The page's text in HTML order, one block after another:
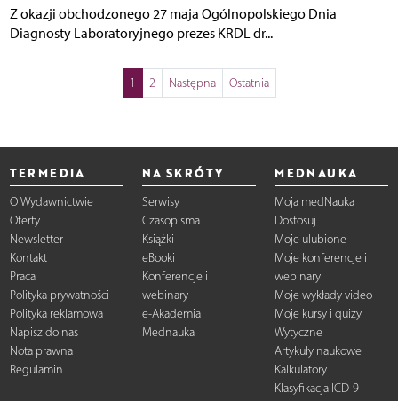
Z okazji obchodzonego 27 maja Ogólnopolskiego Dnia
Diagnosty Laboratoryjnego prezes KRDL dr...
1 2 Następna Ostatnia
TERMEDIA
O Wydawnictwie
Oferty
Newsletter
Kontakt
Praca
Polityka prywatności
Polityka reklamowa
Napisz do nas
Nota prawna
Regulamin
NA SKRÓTY
Serwisy
Czasopisma
Książki
eBooki
Konferencje i
webinary
e-Akademia
Mednauka
MEDNAUKA
Moja medNauka
Dostosuj
Moje ulubione
Moje konferencje i
webinary
Moje wykłady video
Moje kursy i quizy
Wytyczne
Artykuły naukowe
Kalkulatory
Klasyfikacja ICD-9